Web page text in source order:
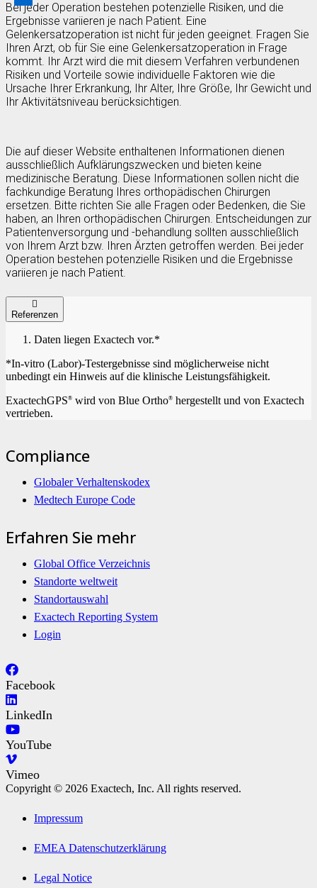
Bei jeder Operation bestehen potenzielle Risiken, und die
Ergebnisse variieren je nach Patient. Eine
Gelenkersatzoperation ist nicht für jeden geeignet. Fragen Sie
Ihren Arzt, ob für Sie eine Gelenkersatzoperation in Frage
kommt. Ihr Arzt wird die mit diesem Verfahren verbundenen
Risiken und Vorteile sowie individuelle Faktoren wie die
Ursache Ihrer Erkrankung, Ihr Alter, Ihre Größe, Ihr Gewicht und
Ihr Aktivitätsniveau berücksichtigen.
Die auf dieser Website enthaltenen Informationen dienen
ausschließlich Aufklärungszwecken und bieten keine
medizinische Beratung. Diese Informationen sollen nicht die
fachkundige Beratung Ihres orthopädischen Chirurgen
ersetzen. Bitte richten Sie alle Fragen oder Bedenken, die Sie
haben, an Ihren orthopädischen Chirurgen. Entscheidungen zur
Patientenversorgung und -behandlung sollten ausschließlich
von Ihrem Arzt bzw. Ihren Ärzten getroffen werden. Bei jeder
Operation bestehen potenzielle Risiken und die Ergebnisse
variieren je nach Patient.
Referenzen
Daten liegen Exactech vor.*
*In-vitro (Labor)-Testergebnisse sind möglicherweise nicht
unbedingt ein Hinweis auf die klinische Leistungsfähigkeit.
ExactechGPS® wird von Blue Ortho® hergestellt und von Exactech
vertrieben.
Compliance
Globaler Verhaltenskodex
Medtech Europe Code
Erfahren Sie mehr
Global Office Verzeichnis
Standorte weltweit
Standortauswahl
Exactech Reporting System
Login
Facebook
LinkedIn
YouTube
Vimeo
Copyright © 2026 Exactech, Inc. All rights reserved.
Impressum
EMEA Datenschutzerklärung
Legal Notice